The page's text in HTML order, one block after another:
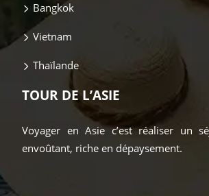
Bangkok
Vietnam
Thaïlande
TOUR DE L’ASIE
Voyager en Asie c’est réaliser un
envoûtant, riche en dépaysement.